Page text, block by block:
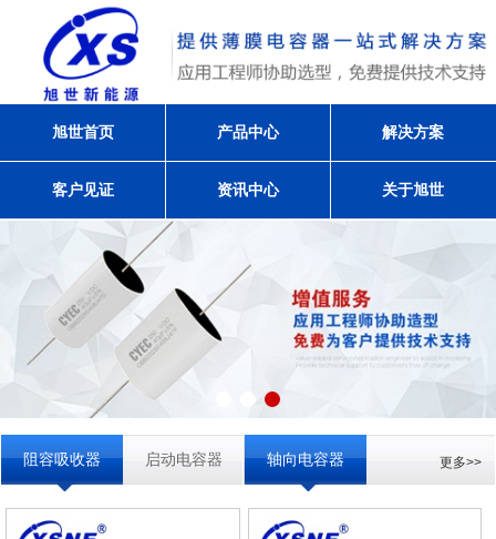
旭世首页 产品中心 解决方案
客户见证 资讯中心 关于旭世
阻容吸收器 启动电容器 轴向电容器 更多>>